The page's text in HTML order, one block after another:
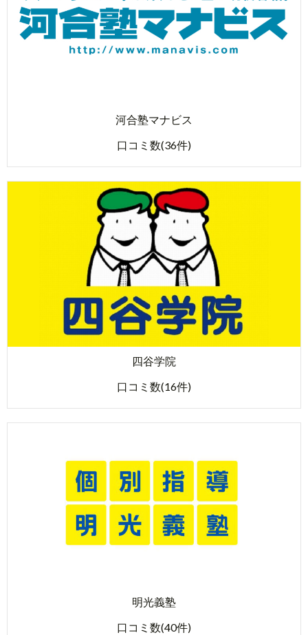
河合塾マナビス
口コミ数(36件)
四谷学院
口コミ数(16件)
明光義塾
口コミ数(40件)